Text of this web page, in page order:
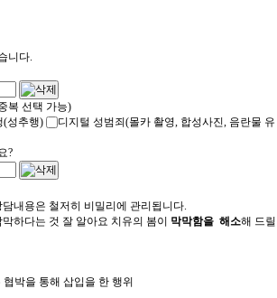
니다.
복 선택 가능)
(성추행) 디지털 성범죄(몰카 촬영, 합성사진, 음란물 유
?
내용은 철저히 비밀리에 관리됩니다.
하다는 것 잘 알아요 치유의 봄이 막막함을 해소해 드릴
협박을 통해 삽입을 한 행위